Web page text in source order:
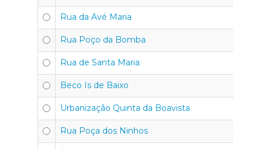
Rua da Avé Maria
Rua Poço da Bomba
Rua de Santa Maria
Beco Is de Baixo
Urbanização Quinta da Boavista
Rua Poça dos Ninhos